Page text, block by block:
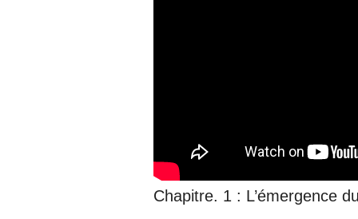
Chapitre. 1 : L’émergence